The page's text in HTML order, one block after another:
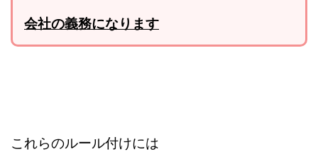
会社の義務になります
これらのルール付けには